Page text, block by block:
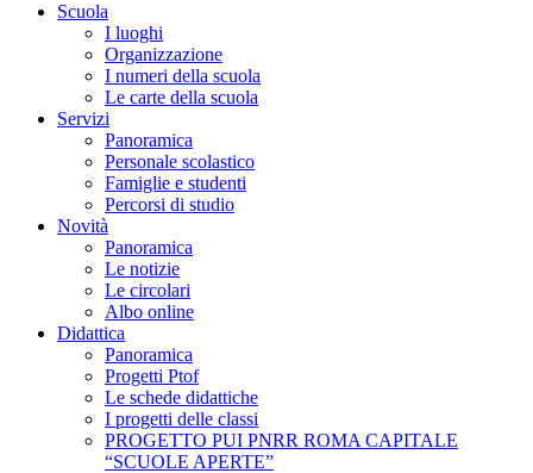
Scuola
I luoghi
Organizzazione
I numeri della scuola
Le carte della scuola
Servizi
Panoramica
Personale scolastico
Famiglie e studenti
Percorsi di studio
Novità
Panoramica
Le notizie
Le circolari
Albo online
Didattica
Panoramica
Progetti Ptof
Le schede didattiche
I progetti delle classi
PROGETTO PUI PNRR ROMA CAPITALE
“SCUOLE APERTE”